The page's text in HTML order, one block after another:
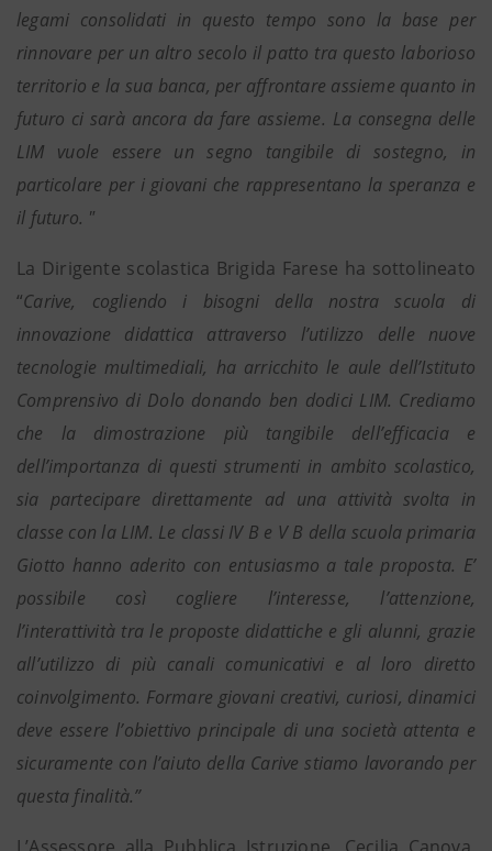
legami consolidati in questo tempo sono la base per
rinnovare per un altro secolo il patto tra questo laborioso
territorio e la sua banca, per affrontare assieme quanto in
futuro ci sarà ancora da fare assieme. La consegna delle
LIM vuole essere un segno tangibile di sostegno, in
particolare per i giovani che rappresentano la speranza e
il futuro. "
La Dirigente scolastica Brigida Farese ha sottolineato
“Carive, cogliendo i bisogni della nostra scuola di
innovazione didattica attraverso l’utilizzo delle nuove
tecnologie multimediali, ha arricchito le aule dell’Istituto
Comprensivo di Dolo donando ben dodici LIM. Crediamo
che la dimostrazione più tangibile dell’efficacia e
dell’importanza di questi strumenti in ambito scolastico,
sia partecipare direttamente ad una attività svolta in
classe con la LIM. Le classi IV B e V B della scuola primaria
Giotto hanno aderito con entusiasmo a tale proposta. E’
possibile così cogliere l’interesse, l’attenzione,
l’interattività tra le proposte didattiche e gli alunni, grazie
all’utilizzo di più canali comunicativi e al loro diretto
coinvolgimento. Formare giovani creativi, curiosi, dinamici
deve essere l’obiettivo principale di una società attenta e
sicuramente con l’aiuto della Carive stiamo lavorando per
questa finalità.”